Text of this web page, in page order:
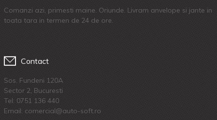
Comanzi azi, primesti maine. Oriunde. Livram anvelope si jante in
toata tara in termen de 24 de ore.
Contact
Sos. Fundeni 120A
Sector 2, Bucuresti
Tel: 0751 136 440
Email: comercial@auto-soft.ro